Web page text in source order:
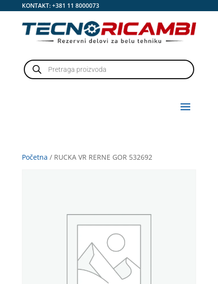
KONTAKT:+381 11 8000073
Products
search
Početna / RUCKA VR RERNE GOR 532692